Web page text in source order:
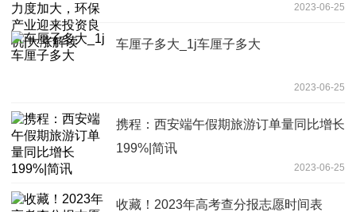
2023-06-25
车厘子多大_1j车厘子多大
2023-06-25
携程：西安端午假期旅游订单量同比增长
199%|简讯
2023-06-25
收藏！2023年高考查分报志愿时间表